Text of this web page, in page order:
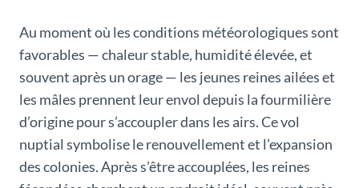
Au moment où les conditions météorologiques sont
favorables — chaleur stable, humidité élevée, et
souvent après un orage — les jeunes reines ailées et
les mâles prennent leur envol depuis la fourmilière
d’origine pour s’accoupler dans les airs. Ce vol
nuptial symbolise le renouvellement et l’expansion
des colonies. Après s’être accouplées, les reines